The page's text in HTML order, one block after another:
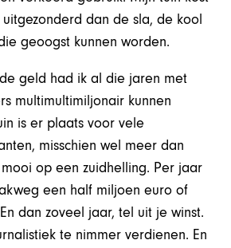
dan de sla, de kool
geoogst kunnen worden.
geld had ik al die jaren met
multimultimiljonair kunnen
is er plaats voor vele
misschien wel meer dan
op een zuidhelling. Per jaar
een half miljoen euro of
dan zoveel jaar, tel uit je winst.
te nimmer verdienen. En